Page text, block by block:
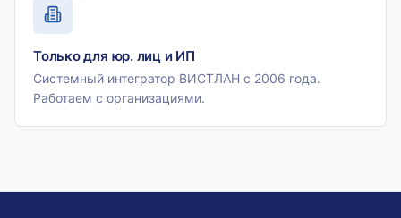
Только для юр. лиц и ИП
Системный интегратор ВИСТЛАН с 2006 года.
Работаем с организациями.